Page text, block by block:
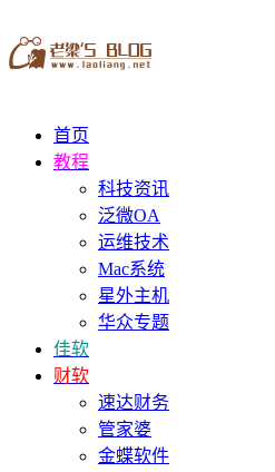
首页
教程
科技资讯
泛微OA
运维技术
Mac系统
星外主机
华众专题
佳软
财软
速达财务
管家婆
金蝶软件